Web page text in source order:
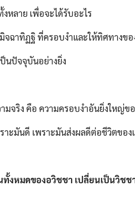
หลาย เพื่อจะได้รับอะไร
ฉาทิฏฐิ ที่ครอบงำและให้ทิศทางขอ
นปัจจุบันอย่างยิ่ง
จริง คือ ความครอบงำอันยิ่งใหญ่ข
าะมันดี เพราะมันส่งผลดีต่อชีวิตของ
ทั้งหมดของอวิชชา เปลี่ยนเป็นวิชช